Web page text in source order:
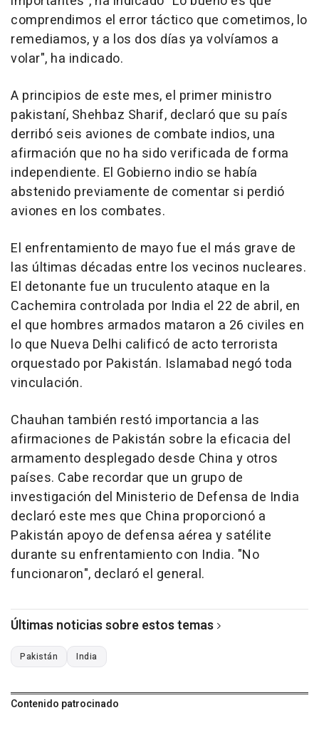
comprendimos el error táctico que cometimos, lo
remediamos, y a los dos días ya volvíamos a
volar", ha indicado.
A principios de este mes, el primer ministro
pakistaní, Shehbaz Sharif, declaró que su país
derribó seis aviones de combate indios, una
afirmación que no ha sido verificada de forma
independiente. El Gobierno indio se había
abstenido previamente de comentar si perdió
aviones en los combates.
El enfrentamiento de mayo fue el más grave de
las últimas décadas entre los vecinos nucleares.
El detonante fue un truculento ataque en la
Cachemira controlada por India el 22 de abril, en
el que hombres armados mataron a 26 civiles en
lo que Nueva Delhi calificó de acto terrorista
orquestado por Pakistán. Islamabad negó toda
vinculación.
Chauhan también restó importancia a las
afirmaciones de Pakistán sobre la eficacia del
armamento desplegado desde China y otros
países. Cabe recordar que un grupo de
investigación del Ministerio de Defensa de India
declaró este mes que China proporcionó a
Pakistán apoyo de defensa aérea y satélite
durante su enfrentamiento con India. "No
funcionaron", declaró el general.
Últimas noticias sobre estos temas
Pakistán India
Contenido patrocinado